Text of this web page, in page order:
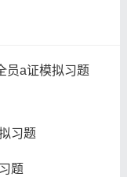
员a证模拟习题
习题
题